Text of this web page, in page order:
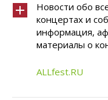
Новости обо
концертах и
информация,
материалы о
ALLfest.RU